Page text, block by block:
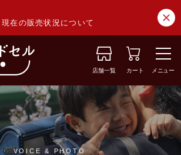
現在の販売状況について
店舗一覧 カート メニュー
VOICE & PHOTO